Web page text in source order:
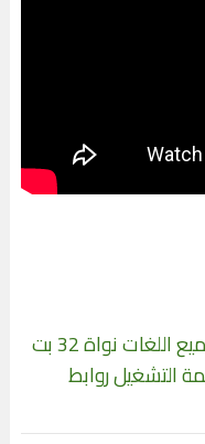
تحميل مايكروسوفت إيدج الجديد بجميع اللغات نواة 32 بت
التشغيل روابط